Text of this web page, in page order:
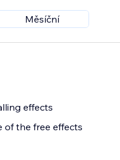
Měsíční
effects
of the free effects